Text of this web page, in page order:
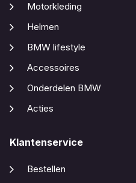
Motorkleding
Helmen
BMW lifestyle
Accessoires
Onderdelen BMW
Acties
Klantenservice
Bestellen